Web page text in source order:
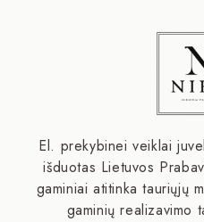
El. prekybinei veiklai
išduotas Lietuvos
gaminiai atitinka tauriųjų
gaminių realizavimo